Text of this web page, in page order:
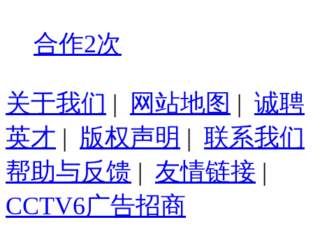
合作2次
关于我们 | 网站地图 | 诚聘
英才 | 版权声明 | 联系我们
帮助与反馈 | 友情链接 |
CCTV6广告招商